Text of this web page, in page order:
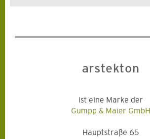
arstekton
ist eine Marke der
Gumpp & Maier GmbH
Hauptstraße 65